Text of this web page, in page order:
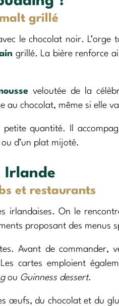
grillé
le chocolat noir.
grillé. La bière renforce
veloutée de la
chocolat, même si elle
quantité. Il
d’un plat mijoté.
Irlande
et restaurants
irlandaises. On le
proposant des menus
Avant de commander,
cartes emploient
ou Guinness dessert.
œufs, du chocolat et du